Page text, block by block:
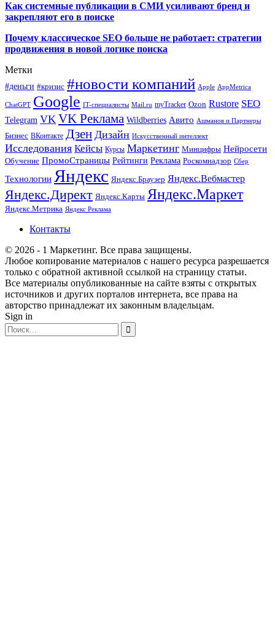
Как системные публикации в СМИ усиливают бренд и
закрепляют его в поиске
Почему классическое SEO больше не работает: стратегии
продвижения в новой логике поиска
Метки
#деньги #кризис #новости компаний Apple AppMetrica
ChatGPT Google IT-специалисты Mail.ru myTracker Ozon Rustore SEO
Telegram VK VK Реклама Wildberries Авито Ашманов и Партнеры
Бизнес ВКонтакте Дзен Дизайн Искусственный интеллект
Исследования Кейсы Курсы Маркетинг Минцифры Нейросети
Обучение ПромоСтраницы Рейтинги Реклама Роскомнадзор Сбер
Технологии Яндекс Яндекс.Браузер Яндекс.Вебмастер
Яндекс.Директ Яндекс.Карты Яндекс.Маркет
Яндекс.Метрика Яндекс Реклама
Контакты
© 2026 - 1 Маркетинг. Все права защищены.
Любое копирование материалов с нашего ресурса разрешается
только с обратной активной ссылкой на страницу статьи.
Все материалы опубликованные на сайте взяты с открытых
источников и других порталов интернета, все права на
авторство принадлежат их законным владельцам.
Sign in